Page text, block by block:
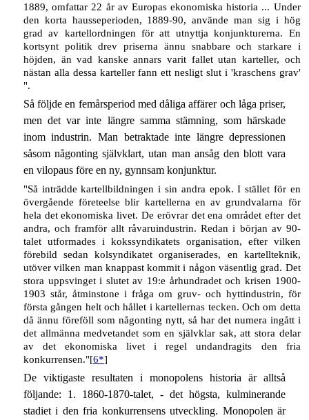
1889, omfattar 22 år av Europas ekonomiska historia ... Under
den korta hausseperioden, 1889-90, använde man sig i hög
grad av kartellordningen för att utnyttja konjunkturerna. En
kortsynt politik drev priserna ännu snabbare och starkare i
höjden, än vad kanske annars varit fallet utan karteller, och
nästan alla dessa karteller fann ett nesligt slut i 'kraschens grav'
".
Så följde en femårsperiod med dåliga affärer och låga priser,
men det var inte längre samma stämning, som härskade
inom industrin. Man betraktade inte längre depressionen
såsom någonting självklart, utan man ansåg den blott vara
en vilopaus före en ny, gynnsam konjunktur.
"Så inträdde kartellbildningen i sin andra epok. I stället för en
övergående företeelse blir kartellerna en av grundvalarna för
hela det ekonomiska livet. De erövrar det ena området efter det
andra, och framför allt råvaruindustrin. Redan i början av 90-
talet utformades i kokssyndikatets organisation, efter vilken
förebild sedan kolsyndikatet organiserades, en kartellteknik,
utöver vilken man knappast kommit i någon väsentlig grad. Det
stora uppsvinget i slutet av 19:e århundradet och krisen 1900-
1903 står, åtminstone i fråga om gruv- och hyttindustrin, för
första gången helt och hållet i kartellernas tecken. Och om detta
då ännu föreföll som någonting nytt, så har det numera ingått i
det allmänna medvetandet som en självklar sak, att stora delar
av det ekonomiska livet i regel undandragits den fria
konkurrensen."[6*]
De viktigaste resultaten i monopolens historia är alltså
följande: 1. 1860-1870-talet, - det högsta, kulminerande
stadiet i den fria konkurrensens utveckling. Monopolen är